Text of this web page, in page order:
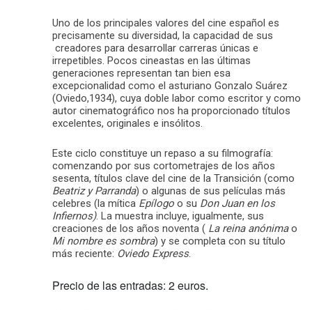
Uno de los principales valores del cine español es
precisamente su diversidad, la capacidad de sus
creadores para desarrollar carreras únicas e
irrepetibles. Pocos cineastas en las últimas
generaciones representan tan bien esa
excepcionalidad como el asturiano Gonzalo Suárez
(Oviedo,1934), cuya doble labor como escritor y como
autor cinematográfico nos ha proporcionado títulos
excelentes, originales e insólitos.
Este ciclo constituye un repaso a su filmografía:
comenzando por sus cortometrajes de los años
sesenta, títulos clave del cine de la Transición (como
Beatriz y Parranda) o algunas de sus películas más
celebres (la mítica Epílogo o su Don Juan en los
Infiernos). La muestra incluye, igualmente, sus
creaciones de los años noventa ( La reina anónimao
Mi nombre es sombra) y se completa con su título
más reciente: Oviedo Express.
Precio de las entradas: 2 euros.